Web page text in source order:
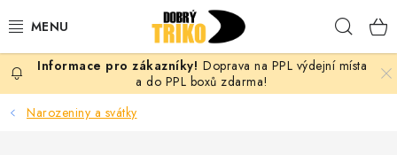
na
PRO ŽENY
PRO MUŽE
Doprava na PPL výdejní místa
a do PPL boxů zdarma!
Narozeniny a svátky